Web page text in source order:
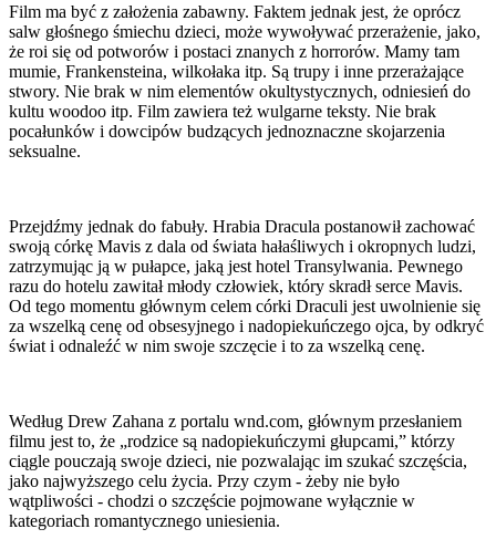
Film ma być z założenia zabawny. Faktem jednak jest, że oprócz
salw głośnego śmiechu dzieci, może wywoływać przerażenie, jako,
że roi się od potworów i postaci znanych z horrorów. Mamy tam
mumie, Frankensteina, wilkołaka itp. Są trupy i inne przerażające
stwory. Nie brak w nim elementów okultystycznych, odniesień do
kultu woodoo itp. Film zawiera też wulgarne teksty. Nie brak
pocałunków i dowcipów budzących jednoznaczne skojarzenia
seksualne.
Przejdźmy jednak do fabuły. Hrabia Dracula postanowił zachować
swoją córkę Mavis z dala od świata hałaśliwych i okropnych ludzi,
zatrzymując ją w pułapce, jaką jest hotel Transylwania. Pewnego
razu do hotelu zawitał młody człowiek, który skradł serce Mavis.
Od tego momentu głównym celem córki Draculi jest uwolnienie się
za wszelką cenę od obsesyjnego i nadopiekuńczego ojca, by odkryć
świat i odnaleźć w nim swoje szczęcie i to za wszelką cenę.
Według Drew Zahana z portalu wnd.com, głównym przesłaniem
filmu jest to, że „rodzice są nadopiekuńczymi głupcami,” którzy
ciągle pouczają swoje dzieci, nie pozwalając im szukać szczęścia,
jako najwyższego celu życia. Przy czym - żeby nie było
wątpliwości - chodzi o szczęście pojmowane wyłącznie w
kategoriach romantycznego uniesienia.